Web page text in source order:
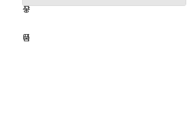
하
기
구
니
상
품